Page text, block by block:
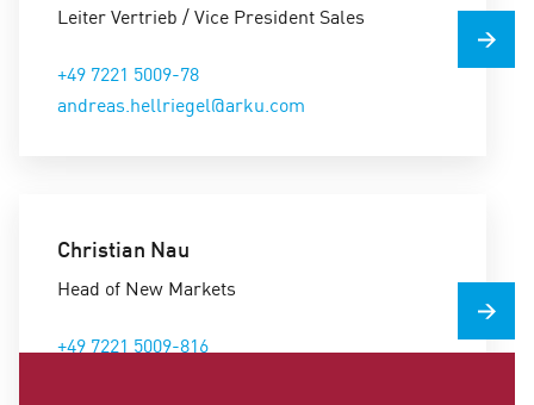
Leiter Vertrieb / Vice President Sales
+49 7221 5009-78
andreas.hellriegel@arku.com
Christian Nau
Head of New Markets
+49 7221 5009-816